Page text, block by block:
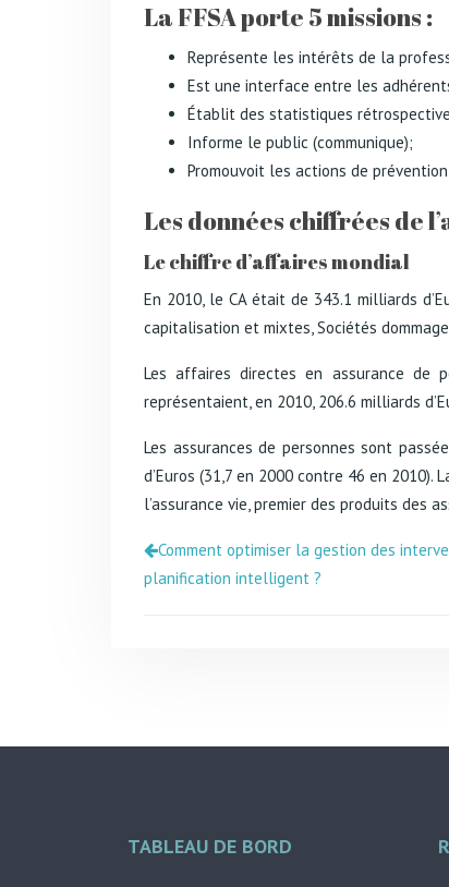
La FFSA porte 5 missions :
Représente les intérêts de la
Est une interface entre les
Établit des statistiques
Informe le public (communique);
Promouvoit les actions de
Les données chiffrées de
Le chiffre d’affaires mondial
En 2010, le CA était de 343.1 milliards
capitalisation et mixtes, Sociétés
Les affaires directes en assurance de
représentaient, en 2010, 206.6 milliards
Les assurances de personnes sont
d’Euros (31,7 en 2000 contre 46 en
l’assurance vie, premier des produits des
Comment optimiser la gestion des
planification intelligent ?
TABLEAU DE BORD